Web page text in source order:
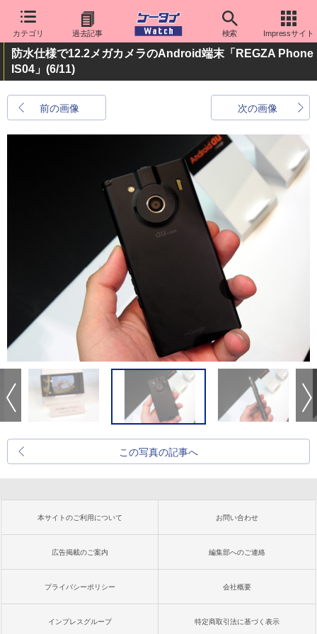
カテゴリ 過去記事 検索 Impressサイト
防水仕様で12.2メガカメラのAndroid端末「REGZA Phone
IS04」 (6/11)
前の画像 次の画像
この写真の記事へ
本サイトのご利用について お問い合わせ
広告掲載のご案内 編集部へのご連絡
プライバシーポリシー 会社概要
インプレスグループ 特定商取引法に基づく表示